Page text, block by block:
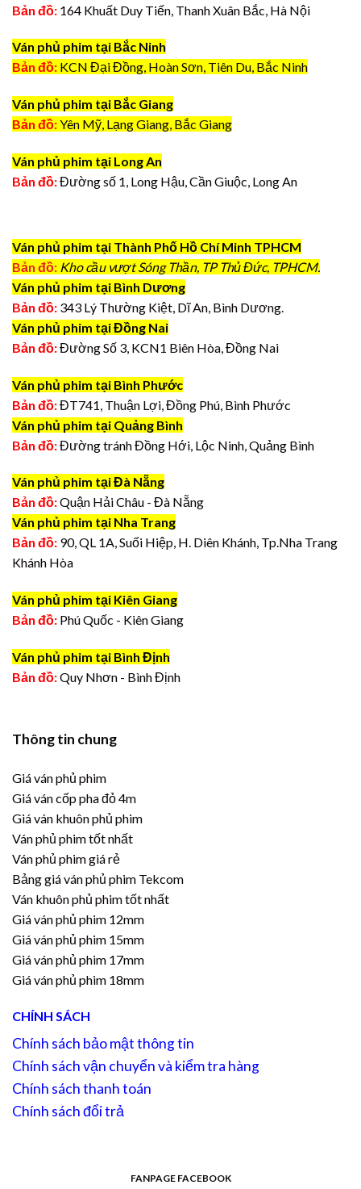
Bản đồ: 164 Khuất Duy Tiến, Thanh Xuân Bắc, Hà Nội
Ván phủ phim tại Bắc Ninh
Bản đồ: KCN Đại Đồng, Hoàn Sơn, Tiên Du, Bắc Ninh
Ván phủ phim tại Bắc Giang
Bản đồ:Yên Mỹ, Lạng Giang, Bắc Giang
Ván phủ phim tại Long An
Bản đồ:Đường số 1, Long Hậu, Cần Giuộc, Long An
Ván phủ phim tại Thành Phố Hồ Chí Minh TPHCM
Bản đồ: Kho cầu vượt Sóng Thần, TP Thủ Đức, TPHCM.
Ván phủ phim tại Bình Dương
Bản đồ: 343 Lý Thường Kiệt, Dĩ An, Bình Dương.
Ván phủ phim tại Đồng Nai
Bản đồ:Đường Số 3, KCN1 Biên Hòa, Đồng Nai
Ván phủ phim tại Bình Phước
Bản đồ:ĐT741, Thuận Lợi, Đồng Phú, Bình Phước
Ván phủ phim tại Quảng Bình
Bản đồ:Đường tránh Đồng Hới, Lộc Ninh, Quảng Bình
Ván phủ phim tại Đà Nẵng
Bản đồ:Quận Hải Châu - Đà Nẵng
Ván phủ phim tại Nha Trang
Bản đồ: 90, QL 1A, Suối Hiệp, H. Diên Khánh, Tp.Nha Trang
Khánh Hòa
Ván phủ phim tại Kiên Giang
Bản đồ: Phú Quốc - Kiên Giang
Ván phủ phim tại Bình Định
Bản đồ:Quy Nhơn - Bình Định
Thông tin chung
Giá ván phủ phim
Giá ván cốp pha đỏ 4m
Giá ván khuôn phủ phim
Ván phủ phim tốt nhất
Ván phủ phim giá rẻ
Bảng giá ván phủ phim Tekcom
Ván khuôn phủ phim tốt nhất
Giá ván phủ phim 12mm
Giá ván phủ phim 15mm
Giá ván phủ phim 17mm
Giá ván phủ phim 18mm
CHÍNH SÁCH
Chính sách bảo mật thông tin
Chính sách vận chuyển và kiểm tra hàng
Chính sách thanh toán
Chính sách đổi trả
FANPAGE FACEBOOK